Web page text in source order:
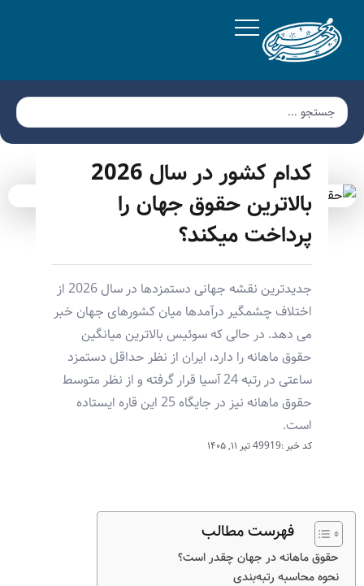
کدام کشور در سال 2026
بالاترین حقوق جهان را
پرداخت میکند؟
جدیدترین نقشه جهانی دستمزدها در سال 2026 از
اختلاف چشمگیر درآمدها میان کشورهای جهان خبر
می دهد. در حالی که سوئیس بالاترین میانگین
حقوق ماهانه را دارد، ایران از نظر حداقل دستمزد
ساعتی در رتبه 24 آسیا قرار گرفته و از نظر متوسط
حقوق ماهانه نیز در جایگاه 25 این قاره ایستاده
است.
کد خبر :49919 تیر ۱۱, ۱۴۰۵
فهرست مطالب
حقوق ماهانه در جهان چقدر است؟
نحوه محاسبه رتبه‌بندی